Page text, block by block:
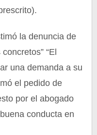
la denuncia de
“El
una demanda a su
el pedido de
por el abogado
conducta en